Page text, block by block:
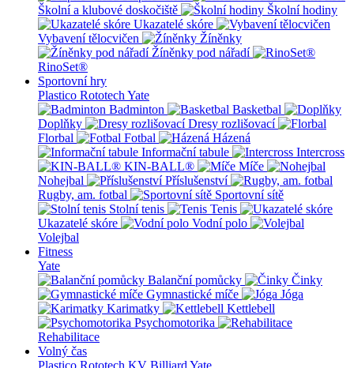
Školní a klubové doskočiště
Školní hodiny
Ukazatelé skóre
Vybavení tělocvičen
Žíněnky
Žíněnky pod nářadí
RinoSet®
Sportovní hry
Plastico Rototech Yate
Badminton
Basketbal
Doplňky
Dresy rozlišovací
Florbal
Fotbal
Házená
Informační tabule
Intercross
KIN-BALL®
Míče
Nohejbal
Příslušenství
Rugby, am. fotbal
Sportovní sítě
Stolní tenis
Tenis
Ukazatelé skóre
Vodní polo
Volejbal
Fitness
Yate
Balanční pomůcky
Činky
Gymnastické míče
Jóga
Karimatky
Kettlebell
Psychomotorika
Rehabilitace
Volný čas
Plastico Rototech KV Billiard Yate